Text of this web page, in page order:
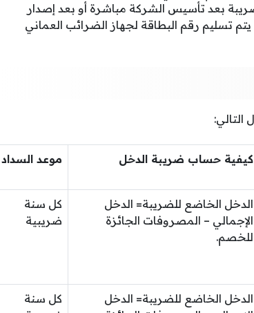
بعد تأسيس الشركة مباشرة أو بعد إصدار
تسليم رقم البطاقة لجهاز الضرائب العماني
كيفية حساب ضريبة الدخل موعد السداد
الدخل الخاضع للضريبة= الدخل
الإجمالي – المصروفات الجائزة
للخصم.
كل سنة
ضريبية
الدخل الخاضع للضريبة= الدخل
كل سنة